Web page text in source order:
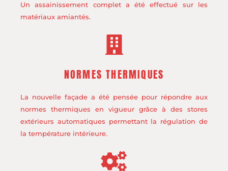
Un assainissement complet a été effectué sur les
matériaux amiantés.
NORMES THERMIQUES
La nouvelle façade a été pensée pour répondre aux
normes thermiques en vigueur grâce à des stores
extérieurs automatiques permettant la régulation de
la température intérieure.